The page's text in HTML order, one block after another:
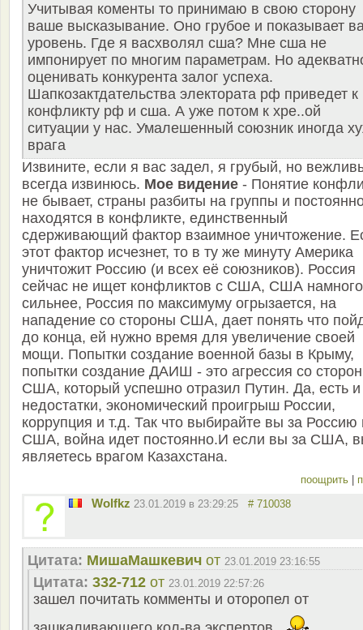
Учитывая коменты то принимаю в свою сторону
ваше высказывание. Оно грубое и показывает
уровень. Где я васхволял сша? Мне сша не
импонирует по многим параметрам. Но
оценивать конкурента залог успеха.
Шапкозактдательства электората рф приведет к
конфликту рф и сша. А уже потом к хре..ой
ситуации у нас. Умалешенный союзник иногда
врага
Извините, если я вас задел, я грубый, но
всегда извинюсь. Мое видение - Понятие
не бывает, страны разбиты на группы и
находятся в конфликте, единственный
сдерживающий фактор взаимное уничтожение.
этот фактор исчезнет, то в ту же минуту Америка
уничтожит Россию (и всех её союзников). Россия
сейчас не ищет конфликтов с США, США намного
сильнее, Россия по максимуму огрызается, на
нападение со стороны США, дает понять что
до конца, ей нужно время для увеличение своей
мощи. Попытки создание военной базы в Крыму,
попытки создание ДАИШ - это агрессия со
США, который успешно отразил Путин. Да, есть и
недостатки, экономический проигрыш России,
коррупция и т.д. Так что выбирайте вы за Россию
США, война идет постоянно.И если вы за США,
являетесь врагом Казахстана.
поощрить
Wolfkz 23.01.2019 в 23:29:25 # 710038
Цитата: MишаМашкевич от 23.01.2019 23:16:55
Цитата: 332-712 от 23.01.2019 22:57:26
зашел почитать комменты и оторопел от